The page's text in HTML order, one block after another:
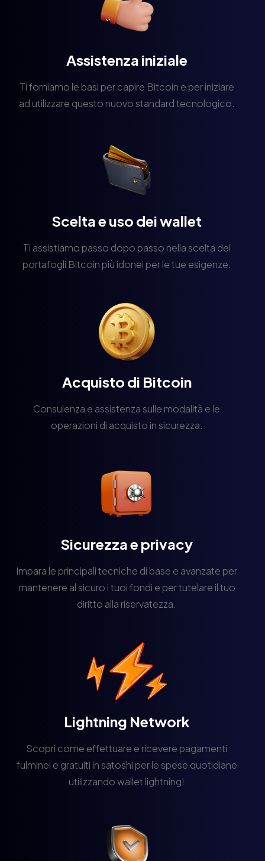
Assistenza iniziale
Ti forniamo le basi per capire Bitcoin e per iniziare
ad utilizzare questo nuovo standard tecnologico.
Scelta e uso dei wallet
Ti assistiamo passo dopo passo nella scelta dei
portafogli Bitcoin più idonei per le tue esigenze.
Acquisto di Bitcoin
Consulenza e assistenza sulle modalità e le
operazioni di acquisto in sicurezza.
Sicurezza e privacy
Impara le principali tecniche di base e avanzate per
mantenere al sicuro i tuoi fondi e per tutelare il tuo
diritto alla riservatezza.
Lightning Network
Scopri come effettuare e ricevere pagamenti
fulminei e gratuiti in satoshi per le spese quotidiane
utilizzando wallet lightning!